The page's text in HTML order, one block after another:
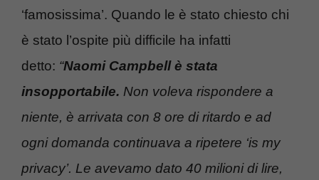
‘famosissima’. Quando le è stato chiesto chi
è stato l’ospite più difficile ha infatti
detto: “Naomi Campbell è stata
insopportabile. Non voleva rispondere a
niente, è arrivata con 8 ore di ritardo e ad
ogni domanda continuava a ripetere ‘is my
privacy’. Le avevamo dato 40 milioni di lire,